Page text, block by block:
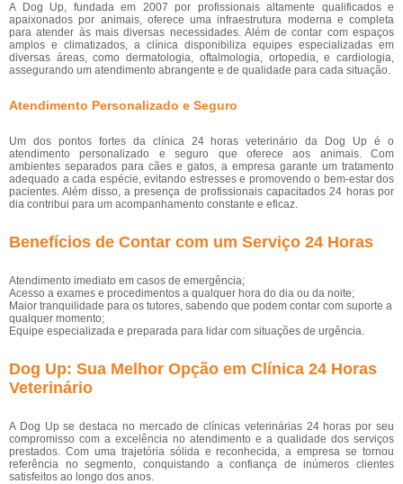
A Dog Up, fundada em 2007 por profissionais altamente qualificados e
apaixonados por animais, oferece uma infraestrutura moderna e completa
para atender às mais diversas necessidades. Além de contar com espaços
amplos e climatizados, a clínica disponibiliza equipes especializadas em
diversas áreas, como dermatologia, oftalmologia, ortopedia, e cardiologia,
assegurando um atendimento abrangente e de qualidade para cada situação.
Atendimento Personalizado e Seguro
Um dos pontos fortes da clínica 24 horas veterinário da Dog Up é o
atendimento personalizado e seguro que oferece aos animais. Com
ambientes separados para cães e gatos, a empresa garante um tratamento
adequado a cada espécie, evitando estresses e promovendo o bem-estar dos
pacientes. Além disso, a presença de profissionais capacitados 24 horas por
dia contribui para um acompanhamento constante e eficaz.
Benefícios de Contar com um Serviço 24 Horas
Atendimento imediato em casos de emergência;
Acesso a exames e procedimentos a qualquer hora do dia ou da noite;
Maior tranquilidade para os tutores, sabendo que podem contar com suporte a
qualquer momento;
Equipe especializada e preparada para lidar com situações de urgência.
Dog Up: Sua Melhor Opção em Clínica 24 Horas
Veterinário
A Dog Up se destaca no mercado de clínicas veterinárias 24 horas por seu
compromisso com a excelência no atendimento e a qualidade dos serviços
prestados. Com uma trajetória sólida e reconhecida, a empresa se tornou
referência no segmento, conquistando a confiança de inúmeros clientes
satisfeitos ao longo dos anos.